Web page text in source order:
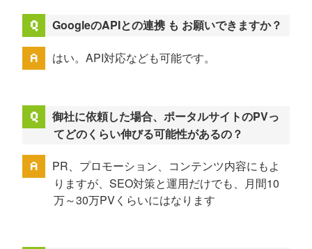
GoogleのAPIとの連携 も お願いできますか？
はい。API対応なども可能です。
御社に依頼した場合、ポータルサイトのPVっ
てどのくらい伸びる可能性があるの？
PR、プロモーション、コンテンツ内容にもよ
りますが、SEO対策と運用だけでも、月間10
万～30万PVくらいにはなります